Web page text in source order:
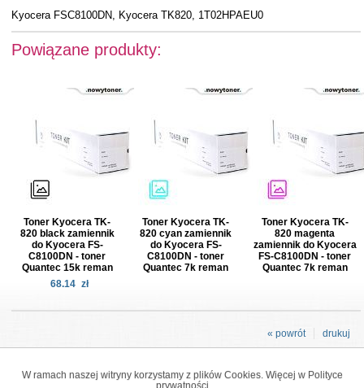
Kyocera FSC8100DN, Kyocera TK820, 1T02HPAEU0
Powiązane produkty:
Toner Kyocera TK-
820 black zamiennik
do Kyocera FS-
C8100DN - toner
Quantec 15k reman
68.14 zł
Toner Kyocera TK-
820 cyan zamiennik
do Kyocera FS-
C8100DN - toner
Quantec 7k reman
Toner Kyocera TK-
820 magenta
zamiennik do Kyocera
FS-C8100DN - toner
Quantec 7k reman
drukuj
« powrót
W ramach naszej witryny korzystamy z plików Cookies. Więcej w Polityce
prywatności